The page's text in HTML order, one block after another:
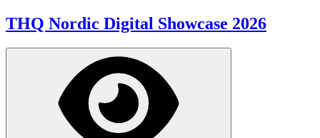
THQ Nordic Digital Showcase 2026